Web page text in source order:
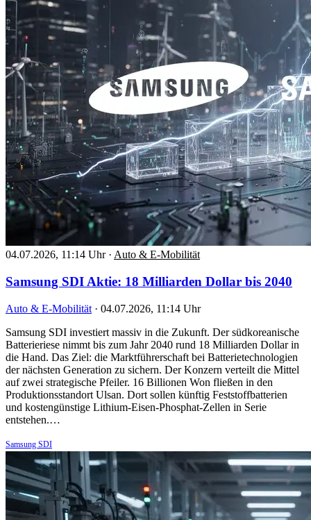
04.07.2026, 11:14 Uhr · Auto & E-Mobilität
Samsung SDI Aktie: 18 Milliarden Dollar bis 2040
Auto & E-Mobilität · 04.07.2026, 11:14 Uhr
Samsung SDI investiert massiv in die Zukunft. Der südkoreanische
Batterieriese nimmt bis zum Jahr 2040 rund 18 Milliarden Dollar in
die Hand. Das Ziel: die Marktführerschaft bei Batterietechnologien
der nächsten Generation zu sichern. Der Konzern verteilt die Mittel
auf zwei strategische Pfeiler. 16 Billionen Won fließen in den
Produktionsstandort Ulsan. Dort sollen künftig Feststoffbatterien
und kostengünstige Lithium-Eisen-Phosphat-Zellen in Serie
entstehen.…
Samsung SDI